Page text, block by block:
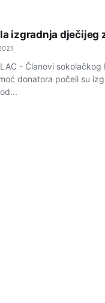
izgradnja dječijeg
- Članovi
donatora počeli su